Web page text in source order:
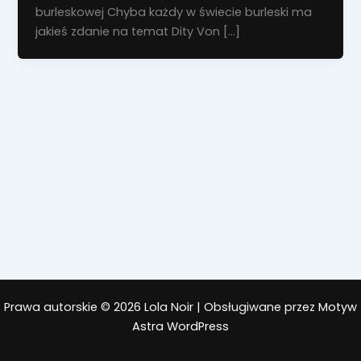
burleskowej Chyba każdy w świecie burleski ma
jakieś zdanie na temat Dity Von […]
Prawa autorskie © 2026 Lola Noir | Obsługiwane przez Motyw
Astra WordPress